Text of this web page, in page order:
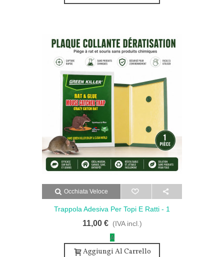
Occhiata Veloce
Trappola Adesiva Per Topi E Ratti - 1
Pezzo Di Alta Qualità
11,00 € (IVA incl.)
A
Aggiungi Al Carrello